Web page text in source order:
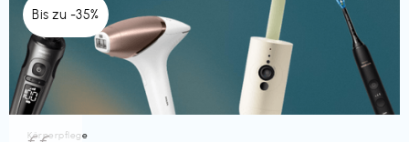
Bis zu -35%
Körperpflege